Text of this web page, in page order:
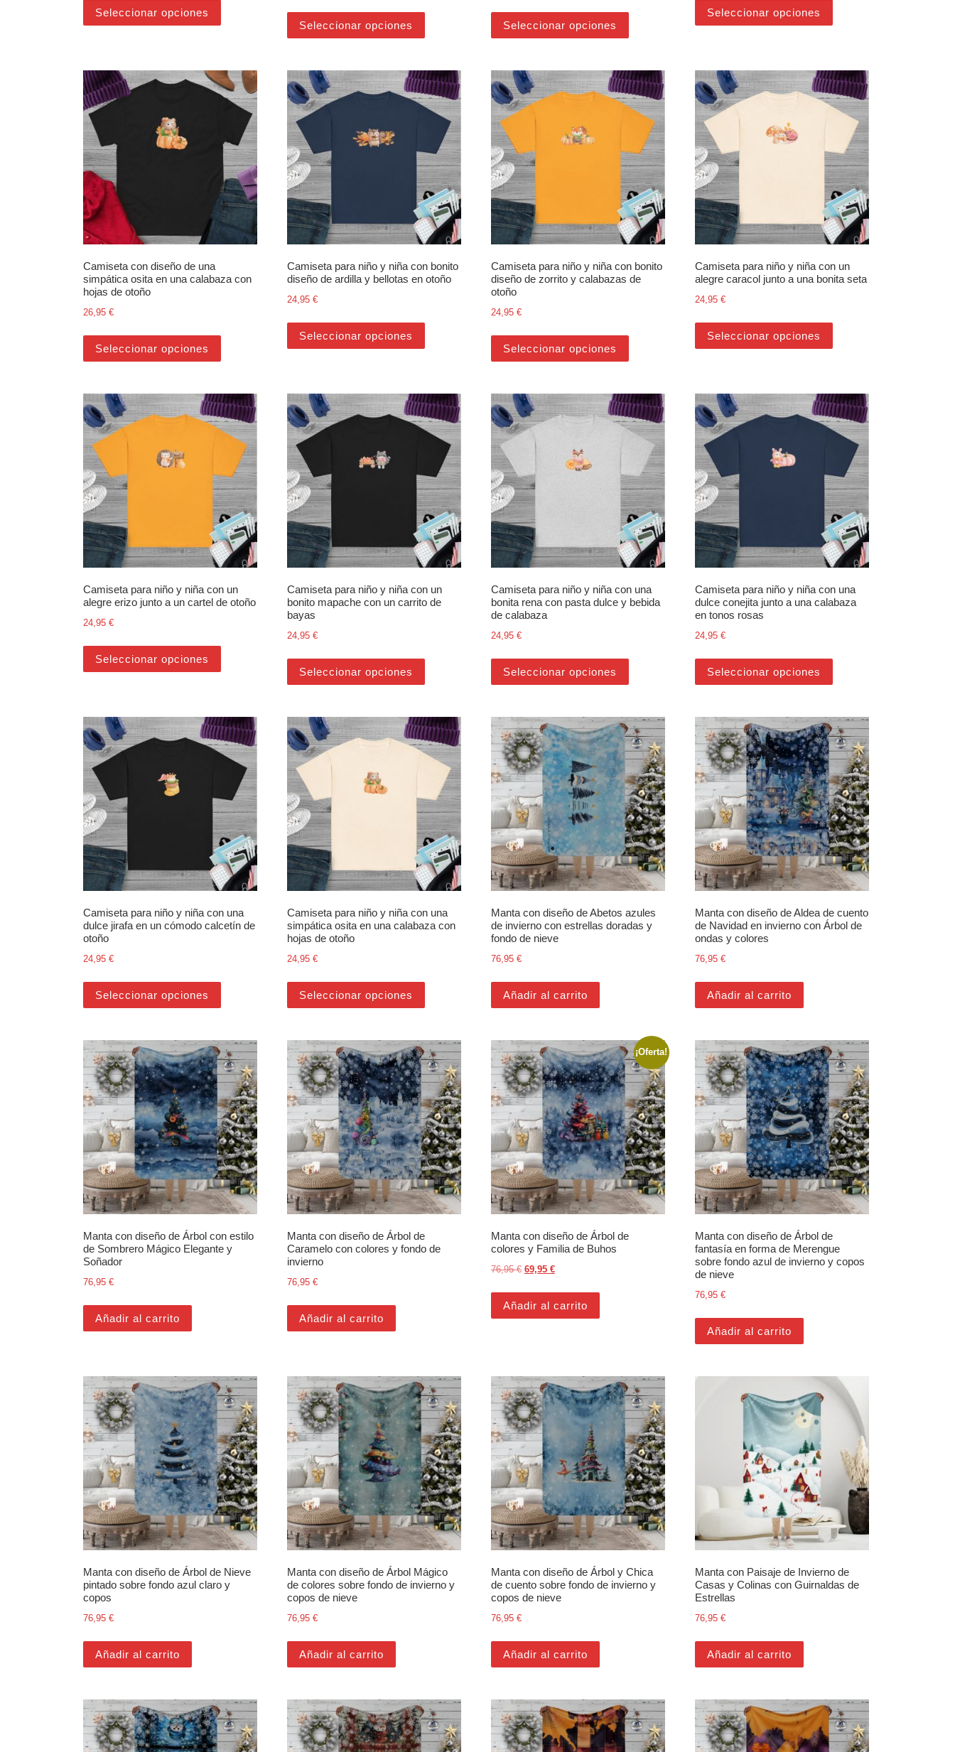
Seleccionar opciones
Seleccionar opciones
Este producto tiene múltiples variantes. Las opciones se pueden elegir en la página de producto
Seleccionar opciones
Este producto tiene múltiples variantes. Las opciones se pueden
Seleccionar opciones
Camiseta con diseño de una
simpática osita en una calabaza con
hojas de otoño
26,95 €
Seleccionar opciones
Este producto tiene múltiples variantes. Las opciones se pueden elegir en la página de producto
Camiseta para niño y niña con bonito
diseño de ardilla y bellotas en otoño
24,95 €
Seleccionar opciones
Este producto tiene múltiples variantes. Las opciones se pueden elegir en la página de producto
Camiseta para niño y niña con bonito
diseño de zorrito y calabazas de
otoño
24,95 €
Seleccionar opciones
Este producto tiene múltiples variantes. Las opciones se pueden
Camiseta para niño y niña con un
alegre caracol junto a una bonita seta
24,95 €
Seleccionar opciones
Camiseta para niño y niña con un
alegre erizo junto a un cartel de otoño
24,95 €
Seleccionar opciones
Este producto tiene múltiples variantes. Las opciones se pueden elegir en la página de producto
Camiseta para niño y niña con un
bonito mapache con un carrito de
bayas
24,95 €
Seleccionar opciones
Camiseta para niño y niña con una
bonita rena con pasta dulce y bebida
de calabaza
24,95 €
Seleccionar opciones
Camiseta para niño y niña con una
dulce conejita junto a una calabaza
en tonos rosas
24,95 €
Seleccionar opciones
Camiseta para niño y niña con una
dulce jirafa en un cómodo calcetín de
otoño
24,95 €
Seleccionar opciones
Camiseta para niño y niña con una
simpática osita en una calabaza con
hojas de otoño
24,95 €
Seleccionar opciones
Manta con diseño de Abetos azules
de invierno con estrellas doradas y
fondo de nieve
76,95 €
Añadir al carrito
Manta con diseño de Aldea de cuento
de Navidad en invierno con Árbol de
ondas y colores
76,95 €
Añadir al carrito
Manta con diseño de Árbol con estilo
de Sombrero Mágico Elegante y
Soñador
76,95 €
Añadir al carrito
Manta con diseño de Árbol de
Caramelo con colores y fondo de
invierno
76,95 €
Añadir al carrito
¡Oferta!
Manta con diseño de Árbol de
colores y Familia de Buhos
76,95€ El precio original era: 76,95 €.
69,95 €El precio actual es: 69,95 €.
Añadir al carrito
Manta con diseño de Árbol de
fantasía en forma de Merengue
sobre fondo azul de invierno y copos
de nieve
76,95 €
Añadir al carrito
Manta con diseño de Árbol de Nieve
pintado sobre fondo azul claro y
copos
76,95 €
Añadir al carrito
Manta con diseño de Árbol Mágico
de colores sobre fondo de invierno y
copos de nieve
76,95 €
Añadir al carrito
Manta con diseño de Árbol y Chica
de cuento sobre fondo de invierno y
copos de nieve
76,95 €
Añadir al carrito
Manta con Paisaje de Invierno de
Casas y Colinas con Guirnaldas de
Estrellas
76,95 €
Añadir al carrito